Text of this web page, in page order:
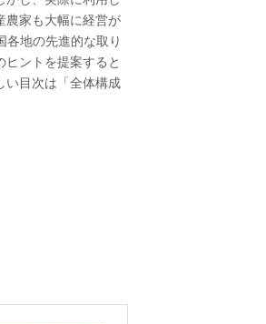
農家も大幅に経営が
各地の先進的な取り
ントを提案すると
い目次は「全体構成